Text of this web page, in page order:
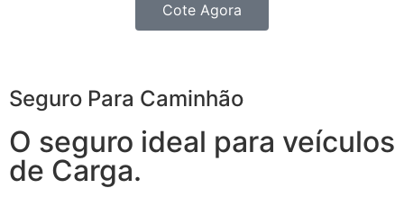
Cote Agora
Seguro Para Caminhão
O seguro ideal para veículos
de Carga.